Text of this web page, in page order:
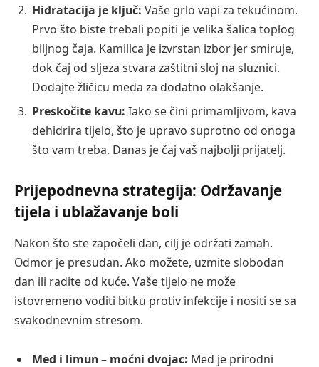
Hidratacija je ključ: Vaše grlo vapi za tekućinom.
Prvo što biste trebali popiti je velika šalica toplog
biljnog čaja. Kamilica je izvrstan izbor jer smiruje,
dok čaj od sljeza stvara zaštitni sloj na sluznici.
Dodajte žličicu meda za dodatno olakšanje.
Preskočite kavu: Iako se čini primamljivom, kava
dehidrira tijelo, što je upravo suprotno od onoga
što vam treba. Danas je čaj vaš najbolji prijatelj.
Prijepodnevna strategija: Održavanje
tijela i ublažavanje boli
Nakon što ste započeli dan, cilj je održati zamah.
Odmor je presudan. Ako možete, uzmite slobodan
dan ili radite od kuće. Vaše tijelo ne može
istovremeno voditi bitku protiv infekcije i nositi se sa
svakodnevnim stresom.
Med i limun – moćni dvojac: Med je prirodni